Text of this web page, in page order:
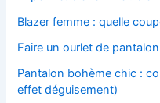
Blazer femme : quelle
Faire un ourlet de
Pantalon bohème chic :
effet déguisement)